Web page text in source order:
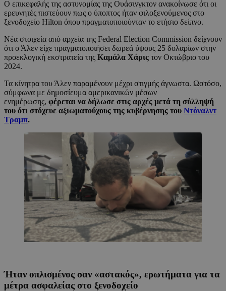
Ο επικεφαλής της αστυνομίας της Ουάσινγκτον ανακοίνωσε ότι οι
ερευνητές πιστεύουν πως ο ύποπτος ήταν φιλοξενούμενος στο
ξενοδοχείο Hilton όπου πραγματοποιούνταν το ετήσιο δείπνο.
Νέα στοιχεία από αρχεία της Federal Election Commission δείχνουν
ότι ο Άλεν είχε πραγματοποιήσει δωρεά ύψους 25 δολαρίων στην
προεκλογική εκστρατεία της Καμάλα Χάρις τον Οκτώβριο του
2024.
Τα κίνητρα του Άλεν παραμένουν μέχρι στιγμής άγνωστα. Ωστόσο,
σύμφωνα με δημοσίευμα αμερικανικών μέσων
ενημέρωσης, φέρεται να δήλωσε στις αρχές μετά τη σύλληψή
του ότι στόχευε αξιωματούχους της κυβέρνησης του Ντόναλντ
Τραμπ.
Ήταν οπλισμένος σαν «αστακός», ερωτήματα για τα
μέτρα ασφαλείας στο ξενοδοχείο